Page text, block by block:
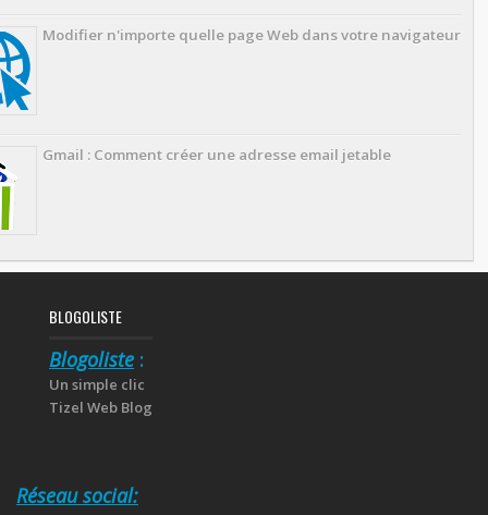
Modifier n'importe quelle page Web dans votre navigateur
Gmail : Comment créer une adresse email jetable
BLOGOLISTE
Blogoliste :
Un simple clic
Tizel Web Blog
Réseau social: